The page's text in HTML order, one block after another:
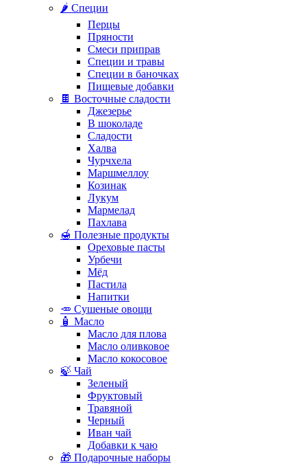
🌶️ Специи
Перцы
Пряности
Смеси приправ
Специи и травы
Специи в баночках
Пищевые добавки
🍫 Восточные сладости
Джезерье
В шоколаде
Сладости
Халва
Чурчхела
Маршмеллоу
Козинак
Лукум
Мармелад
Пахлава
🍯 Полезные продукты
Ореховые пасты
Урбечи
Мёд
Пастила
Напитки
🥕 Сушеные овощи
🧴 Масло
Масло для плова
Масло оливковое
Масло кокосовое
🍃 Чай
Зеленый
Фруктовый
Травяной
Черный
Иван чай
Добавки к чаю
🎁 Подарочные наборы